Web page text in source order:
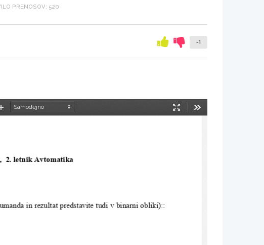
PRENOSOV: 520
-1
Način
Povečaj
2. letnik Avtomatika
in rezultat predstavite tudi v binarni obliki)::